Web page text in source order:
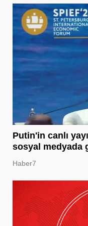
Putin'in canlı
sosyal medyada
Haber7